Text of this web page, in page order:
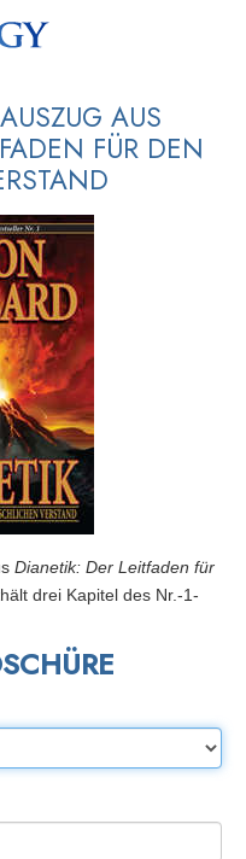
AUS
FÜR DEN
Dianetik: Der Leitfaden für
drei Kapitel des Nr.-1-